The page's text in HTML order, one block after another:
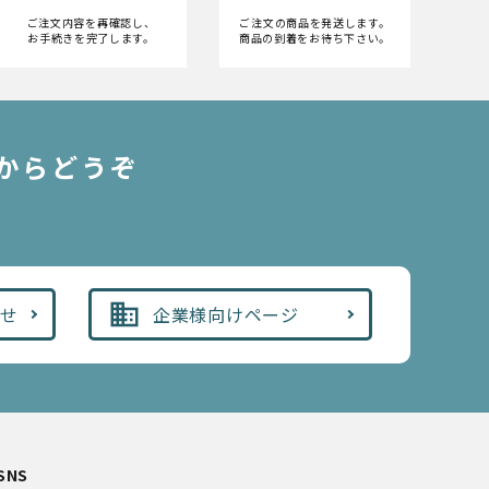
ご注文内容を再確認し、
お手続きを完了します。
ご注文の商品を発送します。
商品の到着をお待ち下さい。
らどうぞ
business 企業様向けページ